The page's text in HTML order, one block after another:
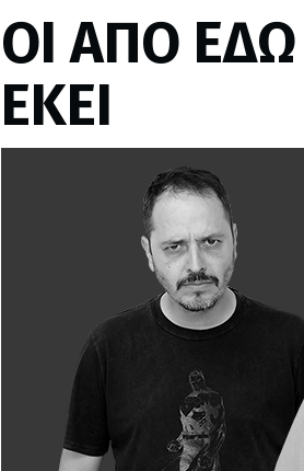
ΟΙ ΑΠΟ
ΕΚΕΙ